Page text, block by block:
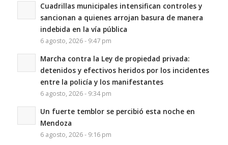
Cuadrillas municipales intensifican controles y
sancionan a quienes arrojan basura de manera
indebida en la vía pública
6 agosto, 2026 - 9:47 pm
Marcha contra la Ley de propiedad privada:
detenidos y efectivos heridos por los incidentes
entre la policía y los manifestantes
6 agosto, 2026 - 9:34 pm
Un fuerte temblor se percibió esta noche en
Mendoza
6 agosto, 2026 - 9:16 pm